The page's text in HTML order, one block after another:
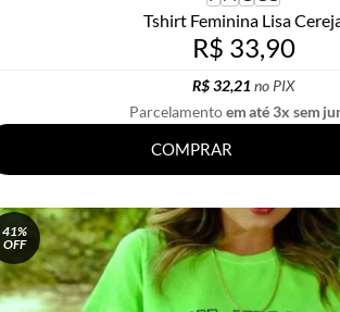
Tshirt Feminina Lisa
R$ 33,90
R$ 32,21 no PIX
Parcelamentoem até 3x sem
COMPRAR
41%
OFF